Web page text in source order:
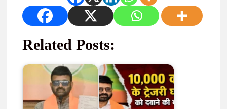
Related Posts: